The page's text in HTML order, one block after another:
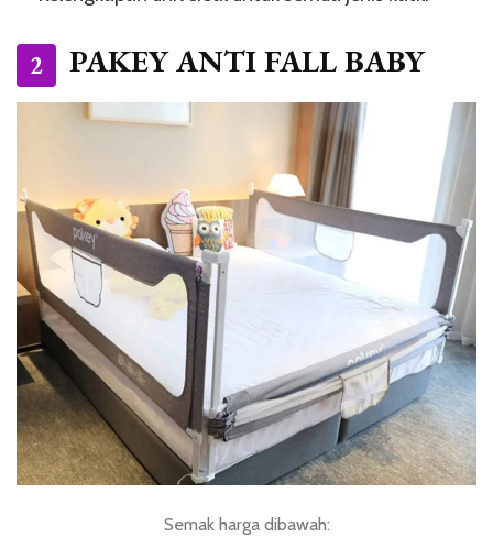
2 PAKEY ANTI FALL BABY
Semak harga dibawah: